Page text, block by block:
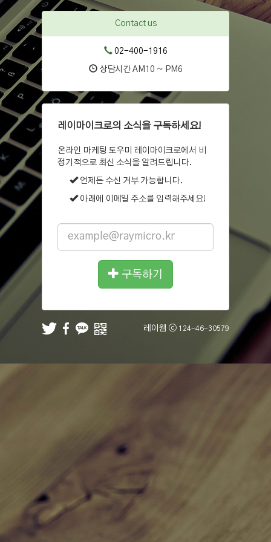
Contact us
02-400-1916
상담시간 AM10 ~ PM6
레이마이크로의 소식을 구독하세요!
온라인 마케팅 도우미 레이마이크로에서 비
정기적으로 최신 소식을 알려드립니다.
언제든 수신 거부 가능합니다.
아래에 이메일 주소를 입력해주세요!
address
구독하기
레이웹 ⓒ 124-46-30579